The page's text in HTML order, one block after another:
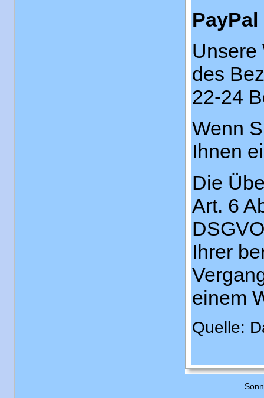
PayPal
Unsere
des
22-24
Wenn
Ihnen
Die
Art. 6
Ihrer
einem
Quelle: